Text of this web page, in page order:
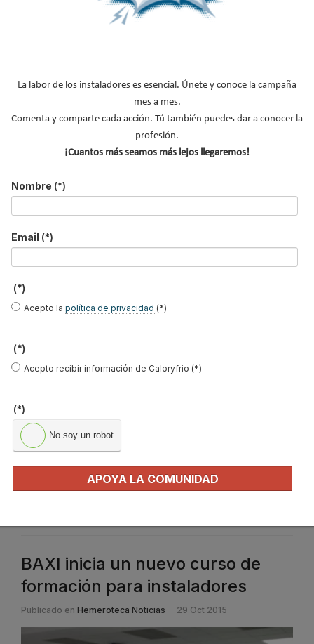
propone una amplia gama de radiadores de diseño
único, firmados por prestigiosos diseñadores italianos, como
confort en climatización.
Leer más ...
condensación BAXI tiene premio
BAXI ha activado una promoción especial para la
calderas de condensación Platinum Compact ECO
BAXI Fidelity, hasta el 15 de diciembre.
BAXI inicia un nuevo curso de
formación para instaladores
Publicado en Hemeroteca Noticias 29 Oct 2015
La labor de los instaladores es esencial. Únete y conoce la campaña
mes a mes.
Comenta y comparte cada acción. Tú también puedes dar a conocer la
profesión.
¡Cuantos más seamos más lejos llegaremos!
Nombre (*)
Email (*)
(*)
Acepto la política de privacidad (*)
(*)
Acepto recibir información de Caloryfrio (*)
(*)
No soy un robot
APOYA LA COMUNIDAD